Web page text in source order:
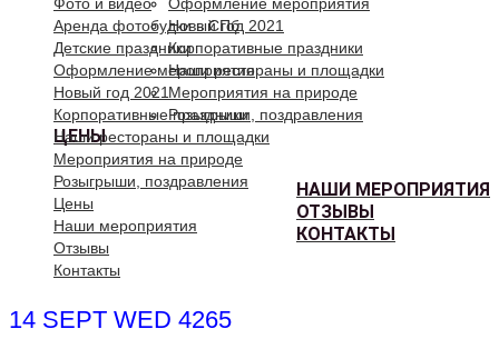
Новый год 2021
Корпоративные праздники
Наши рестораны и площадки
Мероприятия на природе
Розыгрыши, поздравления
ЦЕНЫ
НАШИ МЕРОПРИЯТИЯ
ОТЗЫВЫ
КОНТАКТЫ
Аренда фотобудки в СПб
Детские праздники
Оформление мероприятия
Новый год 2021
Корпоративные праздники
Наши рестораны и площадки
Мероприятия на природе
Розыгрыши, поздравления
Цены
Наши мероприятия
Отзывы
Контакты
14 SEPT WED 4265